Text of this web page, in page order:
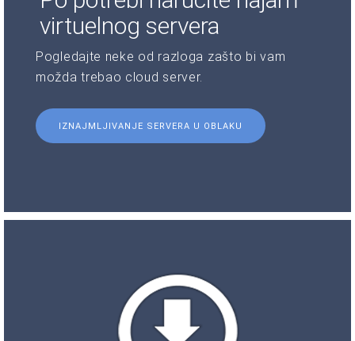
virtuelnog servera
Pogledajte neke od razloga zašto bi vam
možda trebao cloud server.
IZNAJMLJIVANJE SERVERA U OBLAKU